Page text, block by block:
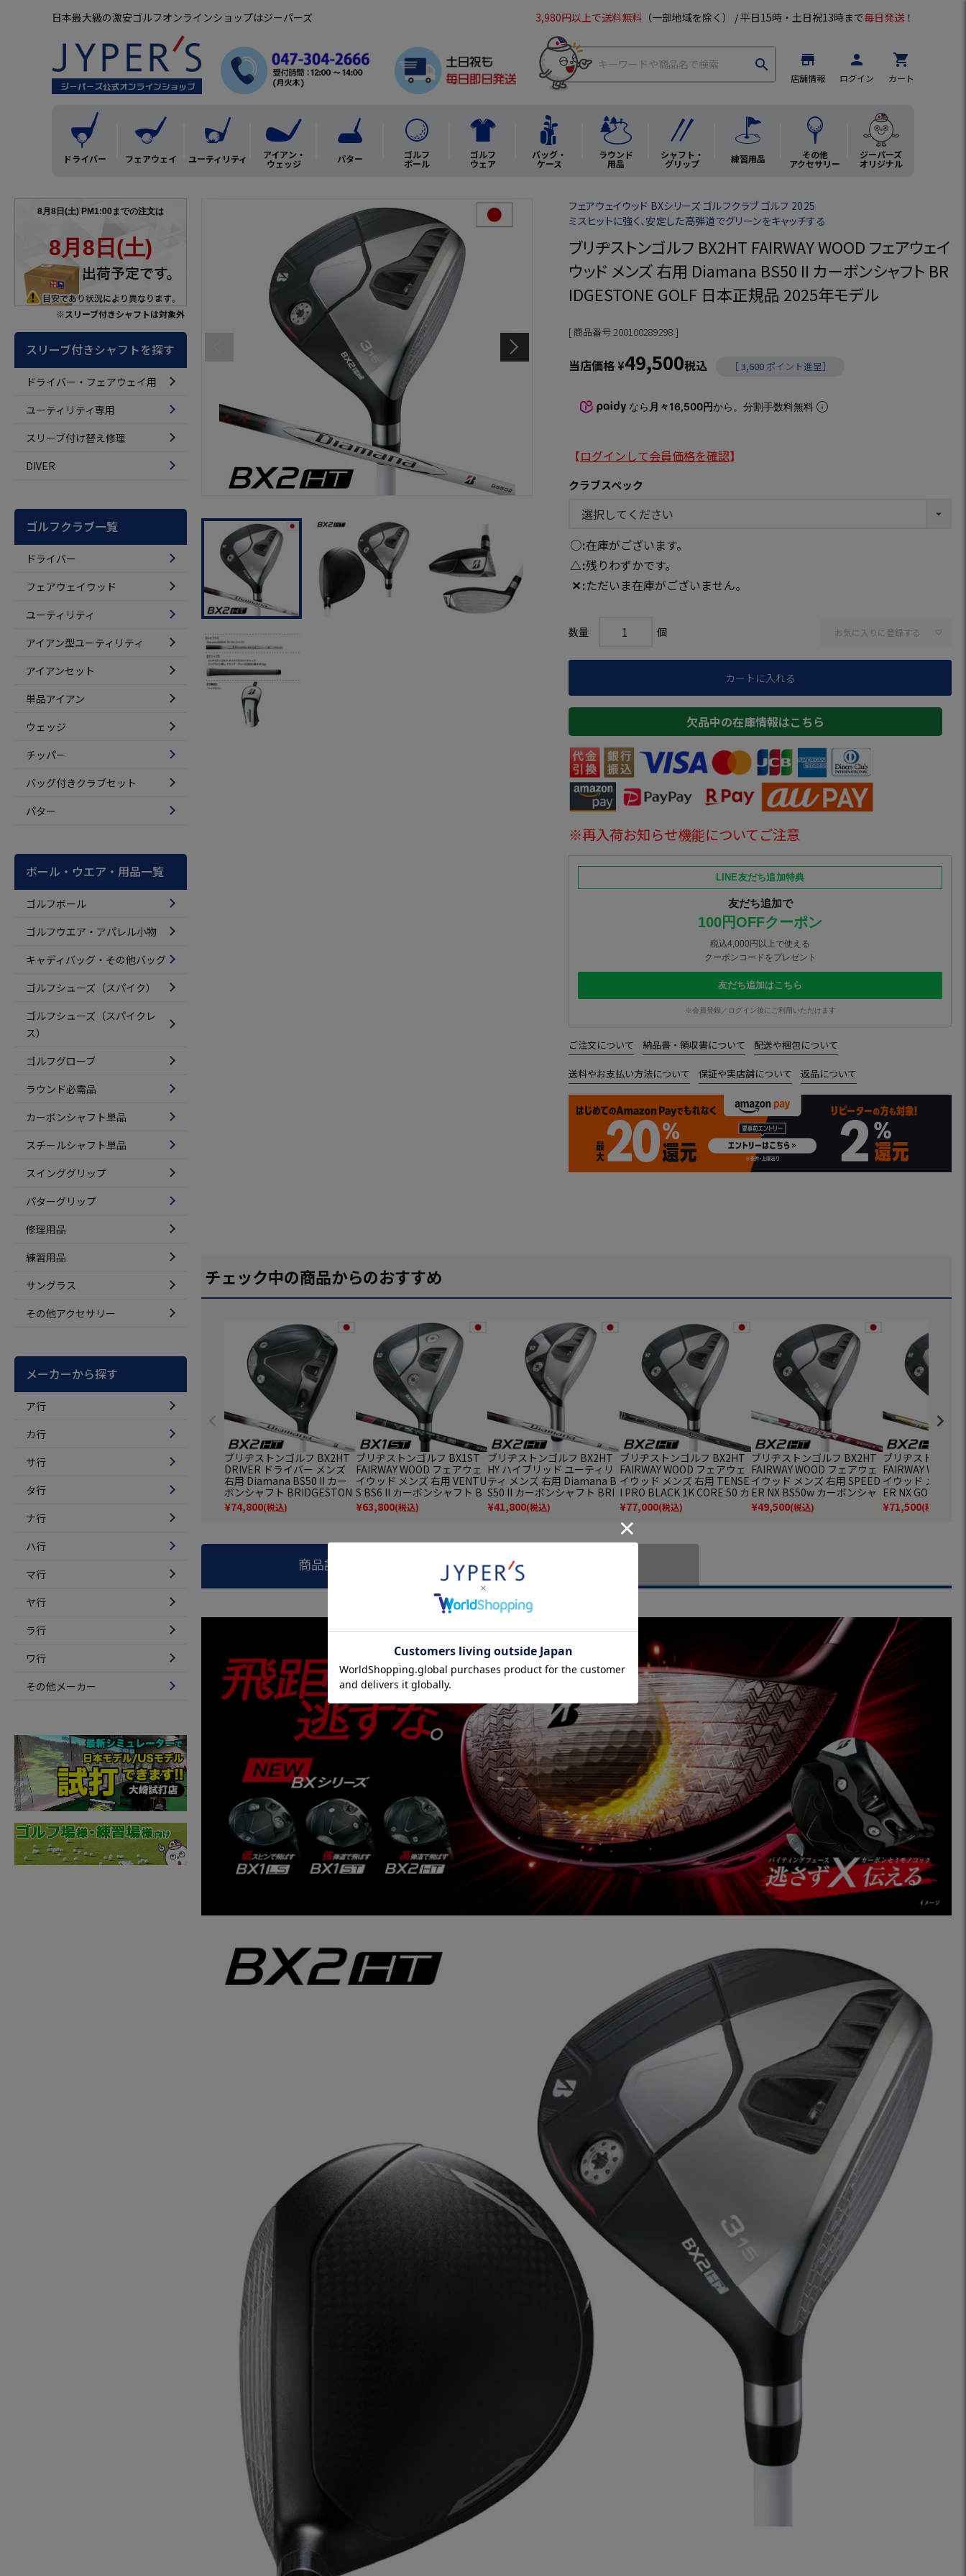
日本最大級の激安ゴルフオンラインショップはジーパーズ 3,980円以上で送料無料 （一部地域を除く） / 平日15時・土日祝13時まで毎日発送 ！
search store
店舗情報
person
ログイン
shopping_cart
カート
ドライバー フェアウェイ ユーティリティ アイアン・
ウェッジ パター ゴルフ
ボール
ゴルフ
ウェア
バッグ・
ケース
ラウンド
用品
シャフト・
グリップ 練習用品 その他
アクセサリー
ジーパーズ
オリジナル
※スリーブ付きシャフトは対象外
スリーブ付きシャフトを探す
ドライバー・フェアウェイ用
ユーティリティ専用
スリーブ付け替え修理
DIVER
ゴルフクラブ一覧
ドライバー
フェアウェイウッド
ユーティリティ
アイアン型ユーティリティ
アイアンセット
単品アイアン
ウェッジ
チッパー
バッグ付きクラブセット
パター
ボール・ウエア・用品一覧
ゴルフボール
ゴルフウエア・アパレル小物
キャディバッグ・その他バッグ
ゴルフシューズ（スパイク）
ゴルフシューズ（スパイクレ
ス）
ゴルフグローブ
ラウンド必需品
カーボンシャフト単品
スチールシャフト単品
スインググリップ
パターグリップ
修理用品
練習用品
サングラス
その他アクセサリー
メーカーから探す
ア行
カ行
サ行
タ行
ナ行
ハ行
マ行
ヤ行
ラ行
ワ行
その他メーカー
フェアウェイウッド BXシリーズ ゴルフクラブ ゴルフ 2025
ミスヒットに強く、安定した高弾道でグリーンをキャッチする
ブリヂストンゴルフ BX2HT FAIRWAY WOOD フェアウェイ
ウッド メンズ 右用 Diamana BS50 II カーボンシャフト BR
IDGESTONE GOLF 日本正規品 2025年モデル
商品番号200100289298
当店価格¥49,500税込 ［3,600 ポイント進呈］
なら 月々16,500円から。分割手数料無料
【ログインして会員価格を確認】
クラブスペック
○ 在庫がございます。
△ 残りわずかです。
✕ ただいま在庫がございません。
お気に入りに登録する
カートに入れる
欠品中の在庫情報はこちら
※再入荷お知らせ機能についてご注意
LINE友だち追加特典
友だち追加で
100円OFFクーポン
税込4,000円以上で使える
クーポンコードをプレゼント
友だち追加はこちら
※会員登録／ログイン後にご利用いただけます
ご注文について 納品書・領収書について 配送や梱包について
送料やお支払い方法について 保証や実店舗について 返品について
チェック中の商品からのおすすめ
ブリヂストンゴルフ BX2HT
DRIVER ドライバー メンズ
右用 Diamana BS50 II カー
ボンシャフト BRIDGESTON
E GOLF 日本正規品 2025年
モデル
¥74,800(税込)
ブリヂストンゴルフ BX1ST
FAIRWAY WOOD フェアウェ
イウッド メンズ 右用 VENTU
S BS6 II カーボンシャフト B
RIDGESTONE GOLF 日本正
規品 2025年モデル
¥63,800(税込)
ブリヂストンゴルフ BX2HT
HY ハイブリッド ユーティリ
ティ メンズ 右用 Diamana B
S50 II カーボンシャフト BRI
DGESTONE GOLF 日本正規
品 2025年モデル
¥41,800(税込)
ブリヂストンゴルフ BX2HT
FAIRWAY WOOD フェアウェ
イウッド メンズ 右用 TENSE
I PRO BLACK 1K CORE 50 カ
ーボンシャフト BRIDGESTO
NE GOLF 日本正規品 2025年
モデル
¥77,000(税込)
ブリヂストンゴルフ BX2HT
FAIRWAY WOOD フェアウェ
イウッド メンズ 右用 SPEED
ER NX BS50w カーボンシャ
フト BRIDGESTONE GOLF
日本正規品 2025年モデル
¥49,500(税込)
ブリヂストンゴ
FAIRWAY WOOD
イウッド メンズ
ER NX GOLD 50
ャフト
F 日本正規品
¥71,500(税込)
商品説明